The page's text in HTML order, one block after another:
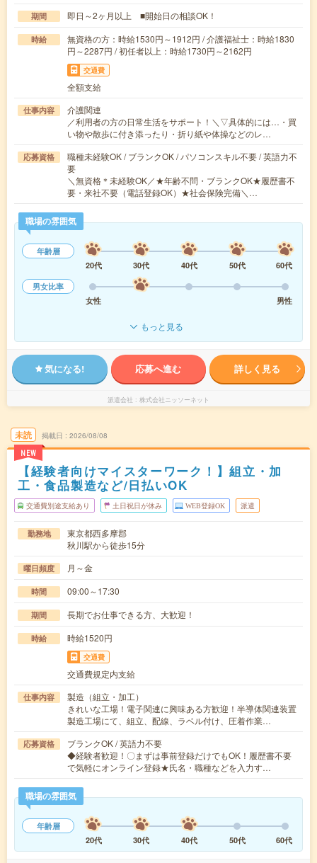
期間 即日～2ヶ月以上 ■開始日の相談OK！
時給
無資格の方：時給1530円～1912円 / 介護福祉士：時給1830
円～2287円 / 初任者以上：時給1730円～2162円
交通費
全額支給
仕事内容
介護関連
／利用者の方の日常生活をサポート！＼▽具体的には…・買
い物や散歩に付き添ったり・折り紙や体操などのレ…
応募資格
職種未経験OK / ブランクOK / パソコンスキル不要 / 英語力不
要
＼無資格＊未経験OK／★年齢不問・ブランクOK★履歴書不
要・来社不要（電話登録OK）★社会保険完備＼…
職場の雰囲気
年齢層
20代
30代 40代 50代
60代
男女比率
女性
男性
もっと見る
気になる! 応募へ進む 詳しく見る
派遣会社 株式会社ニッソーネット
未読
NEW
掲載日 2026/08/08
【経験者向けマイスターワーク！】組立・加
工・食品製造など/日払いOK
交通費別途支給あり 土日祝日が休み WEB登録OK 派遣
勤務地
東京都西多摩郡
秋川駅から徒歩15分
曜日頻度 月～金
時間 09:00～17:30
期間 長期でお仕事できる方、大歓迎！
時給 時給1520円
交通費
交通費規定内支給
仕事内容
製造（組立・加工）
きれいな工場！電子関連に興味ある方歓迎！半導体関連装置
製造工場にて、組立、配線、ラベル付け、圧着作業…
応募資格
ブランクOK / 英語力不要
◆経験者歓迎！〇まずは事前登録だけでもOK！履歴書不要
で気軽にオンライン登録★氏名・職種などを入力す…
職場の雰囲気
年齢層
20代
30代 40代 50代 60代